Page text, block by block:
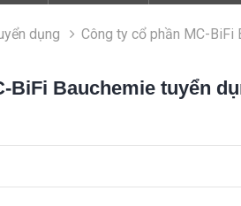
dụng Công ty cổ phần MC-
BiFi Bauchemie tuyển